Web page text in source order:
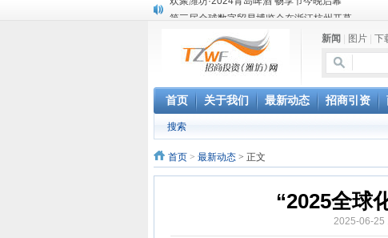
第三届全球数字贸易博览会在浙江杭州开幕
潍坊招商局讯：2024中日韩产业合作发展论坛开幕
昌乐大项目“拔节生长”赋能高质量发展
格润麦尔高端淀粉预混料智能制造项目顺利通过验
潍坊招商局转：潍坊的冬日“秋景”
潍坊招商局转：潍坊历史名人--燕肃
香港上市公司投资信息
新闻 图片 下
首页 关于我们 最新动态 招商引资
搜索
首页 > 最新动态 > 正文
“2025全球
2025-06-25